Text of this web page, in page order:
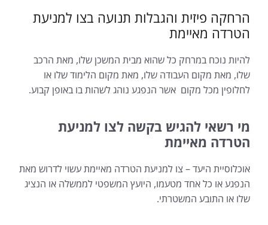
הרחקה פיזית והגבלות תנועה בצו למניעת
הטרדה מאיימת
להיות נוכח במרחק כל שהוא מבית המשכן שלו, מאת הרכב
שלו, מאת מקום העבודה שלו, מאת מקום הלימוד שלו או
לחלופין מכל מקום אשר הנפגע נוהג לשהות בו באופן קבוע.
מי רשאי להגיש בקשה לצו למניעת
הטרדה מאיימת
אוכלוסיית היעד – צו למניעת הטרדה מאיימת עשוי לדרוש מאת
הנפגע או כל אחד מטעמו, היועץ המשפטי לממשלה או הנציג
שלו או התובע המשטרתי.